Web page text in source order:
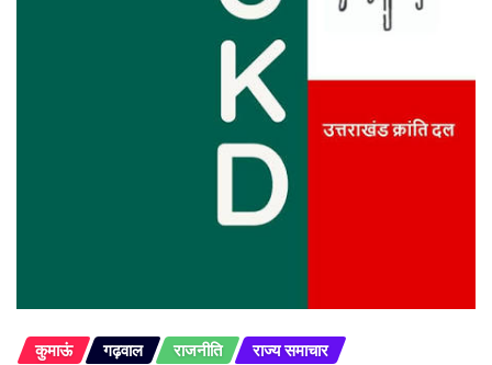
कुमाऊं गढ़वाल राजनीति राज्य समाचार